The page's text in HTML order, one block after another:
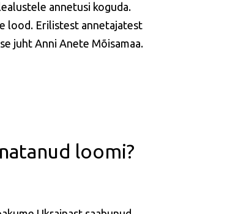
annetusi koguda.
lood. Erilistest annetajatest
juht Anni Anete Mõisamaa.
loomi?